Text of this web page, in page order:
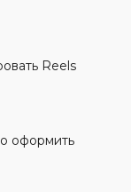
Reels
оформить